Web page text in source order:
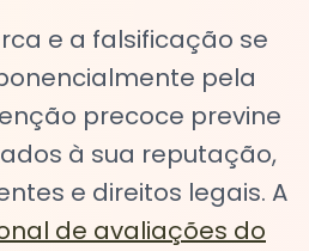
e a falsificação se
pela
precoce previne
à sua reputação,
e direitos legais. A
de avaliações do